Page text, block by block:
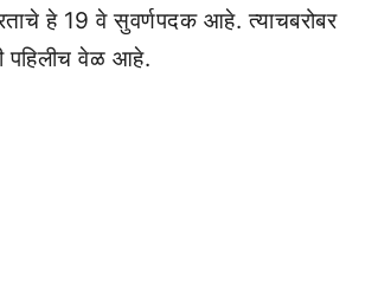
हे 19 वे सुवर्णपदक आहे. त्याचबरोबर
पहिलीच वेळ आहे.